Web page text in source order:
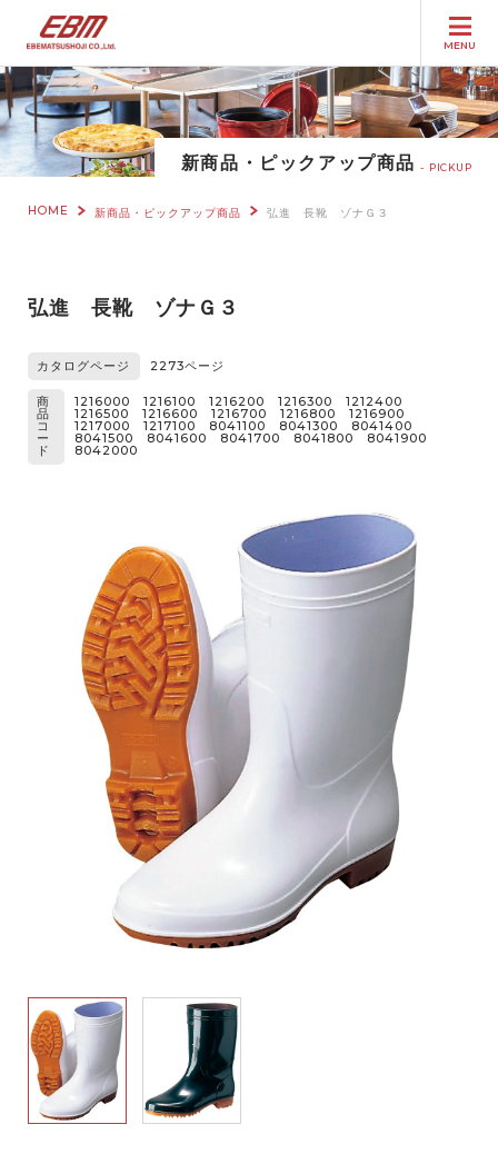
MENU
新商品・ピックアップ商品 PICKUP
HOME 新商品・ピックアップ商品 弘進 長靴 ゾナＧ３
弘進 長靴 ゾナＧ３
カタログページ 2273ページ
商
品
コ
ー
ド
1216000 1216100 1216200 1216300 1212400
1216500 1216600 1216700 1216800 1216900
1217000 1217100 8041100 8041300 8041400
8041500 8041600 8041700 8041800 8041900
8042000